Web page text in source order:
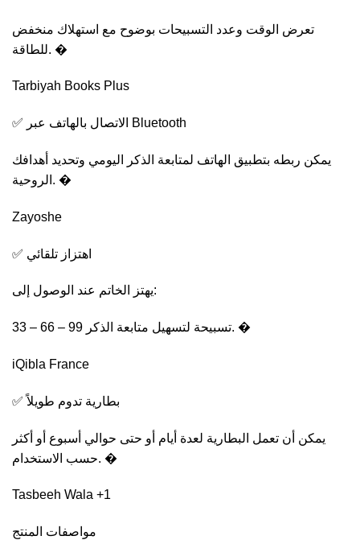
تعرض الوقت وعدد التسبيحات بوضوح مع استهلاك منخفض
للطاقة. �
Tarbiyah Books Plus
✅ الاتصال بالهاتف عبر Bluetooth
يمكن ربطه بتطبيق الهاتف لمتابعة الذكر اليومي وتحديد أهدافك
الروحية. �
Zayoshe
✅ اهتزاز تلقائي
يهتز الخاتم عند الوصول إلى:
33 – 66 – 99 تسبيحة لتسهيل متابعة الذكر. �
iQibla France
✅ بطارية تدوم طويلاً
يمكن أن تعمل البطارية لعدة أيام أو حتى حوالي أسبوع أو أكثر
حسب الاستخدام. �
Tasbeeh Wala +1
مواصفات المنتج